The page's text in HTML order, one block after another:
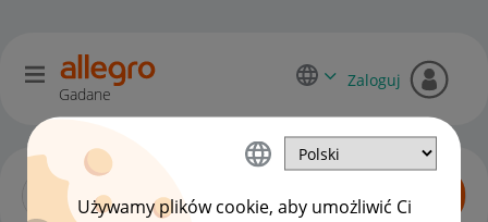
Używamy plików cookie, aby umożliwić Ci
Gadane
Zaloguj